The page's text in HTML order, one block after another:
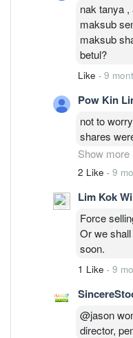
nak tanya
maksub
maksub
betul?
Like · 9
Pow Kin
not to
shares
institutions,
force
done and
next week
selling
Show more
2 Like · 9
Lim Kok
Force
Or we
soon.
1 Like · 9
@jason
director,